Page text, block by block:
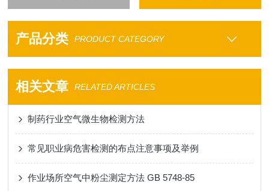
产品分类 PRODUCT CATEGORY
相关文章 RELATED ARTICLES
制药行业空气微生物检测方法
常见职业病危害检测的布点注意事项及举例
作业场所空气中粉尘测定方法 GB 5748-85